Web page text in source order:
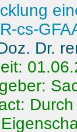
cs-
Dr.